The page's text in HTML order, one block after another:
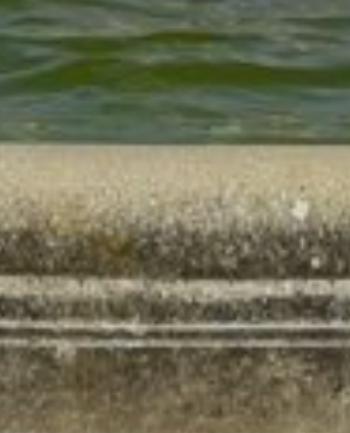
REGIONEN
ORTE
EVENTS
REISEFÜHRER
REISEMAGAZINE